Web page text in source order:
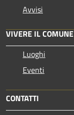
Avvisi
VIVERE IL COMUNE
Luoghi
Eventi
CONTATTI